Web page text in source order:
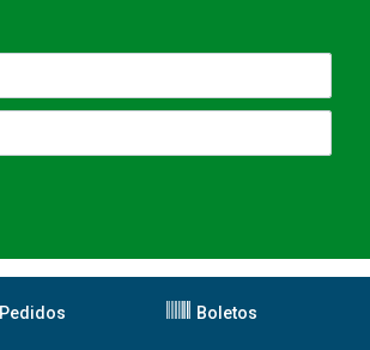
Boletos